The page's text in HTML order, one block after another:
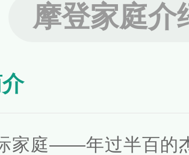
摩登家庭介
家庭——年过半百的